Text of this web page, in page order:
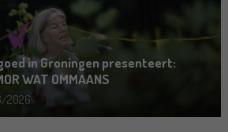
in Groningen presenteert:
WAT OMMAANS
2026